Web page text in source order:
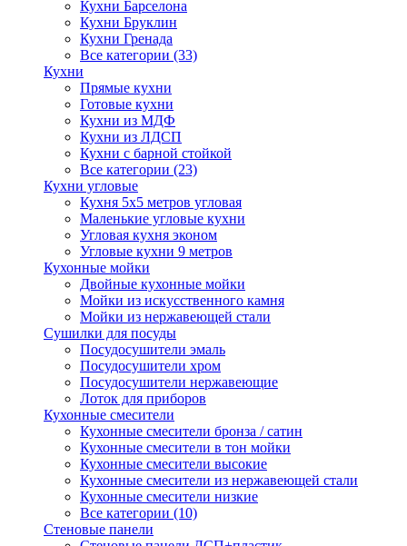
Кухни Барселона
Кухни Бруклин
Кухни Гренада
Все категории (33)
Кухни
Прямые кухни
Готовые кухни
Кухни из МДФ
Кухни из ЛДСП
Кухни с барной стойкой
Все категории (23)
Кухни угловые
Кухня 5х5 метров угловая
Маленькие угловые кухни
Угловая кухня эконом
Угловые кухни 9 метров
Кухонные мойки
Двойные кухонные мойки
Мойки из искусственного камня
Мойки из нержавеющей стали
Сушилки для посуды
Посудосушители эмаль
Посудосушители хром
Посудосушители нержавеющие
Лоток для приборов
Кухонные смесители
Кухонные смесители бронза / сатин
Кухонные смесители в тон мойки
Кухонные смесители высокие
Кухонные смесители из нержавеющей стали
Кухонные смесители низкие
Все категории (10)
Стеновые панели